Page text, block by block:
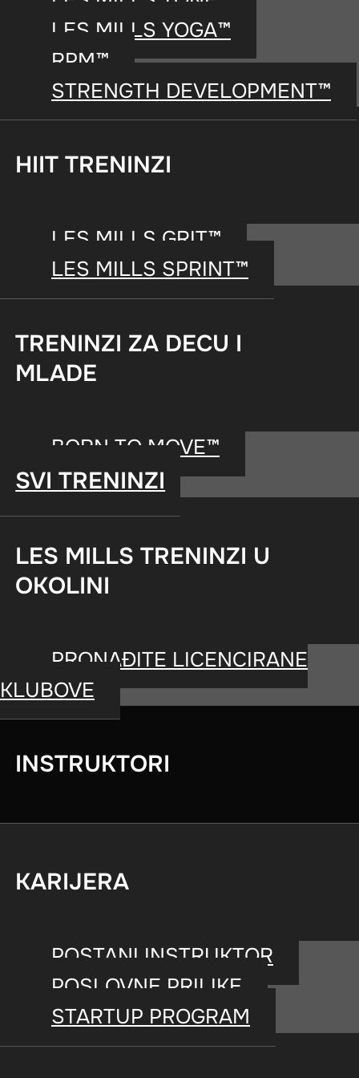
LES MILLS YOGA™
RPM™
STRENGTH DEVELOPMENT™
HIIT TRENINZI
LES MILLS GRIT™
LES MILLS SPRINT™
TRENINZI ZA DECU I
MLADE
BORN TO MOVE™
SVI TRENINZI
LES MILLS TRENINZI U
OKOLINI
PRONAĐITE LICENCIRANE
KLUBOVE
INSTRUKTORI
KARIJERA
POSTANI INSTRUKTOR
POSLOVNE PRILIKE
STARTUP PROGRAM
POSTANITE INSTRUKTOR
BodyCombat
inspirisan
fizičkog kontakta.
nožne tehnike iz
tekvondoa,
će vas tokom
veština i
maksimum.
Nauka u